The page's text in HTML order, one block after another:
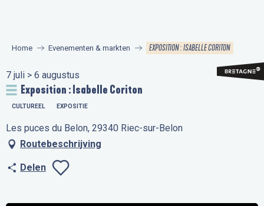
principal
Home Evenementen & markten EXPOSITION : ISABELLE CORITON
7 juli > 6 augustus
Exposition : Isabelle Coriton
CULTUREEL EXPOSITIE
Les puces du Belon, 29340 Riec-sur-Belon
Routebeschrijving
Delen